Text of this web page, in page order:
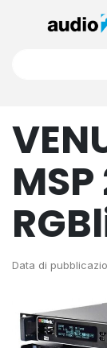
Data di